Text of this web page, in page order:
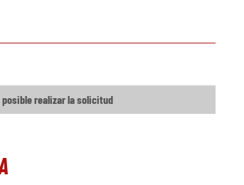
posible realizar la solicitud